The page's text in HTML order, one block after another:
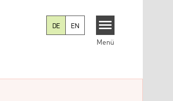
DE EN
Menü